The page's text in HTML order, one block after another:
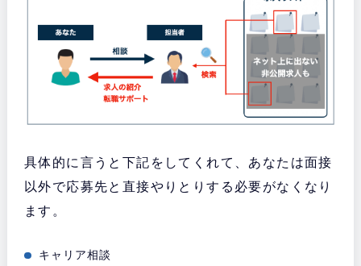
具体的に言うと下記をしてくれて、あなたは面接
以外で応募先と直接やりとりする必要がなくなり
ます。
キャリア相談